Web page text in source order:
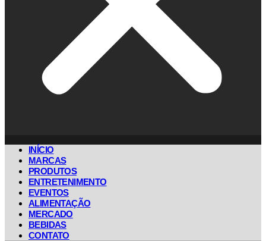
INÍCIO
MARCAS
PRODUTOS
ENTRETENIMENTO
EVENTOS
ALIMENTAÇÃO
MERCADO
BEBIDAS
CONTATO